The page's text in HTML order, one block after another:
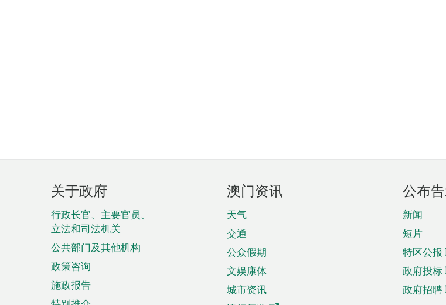
页
脚
菜
单
关于政府
行政长官、主要官员、
立法和司法机关
公共部门及其他机构
政策咨询
施政报告
澳门资讯
天气
交通
公众假期
文娱康体
城市资讯
公布
新闻
短片
特区公报
政府投标
政府招聘